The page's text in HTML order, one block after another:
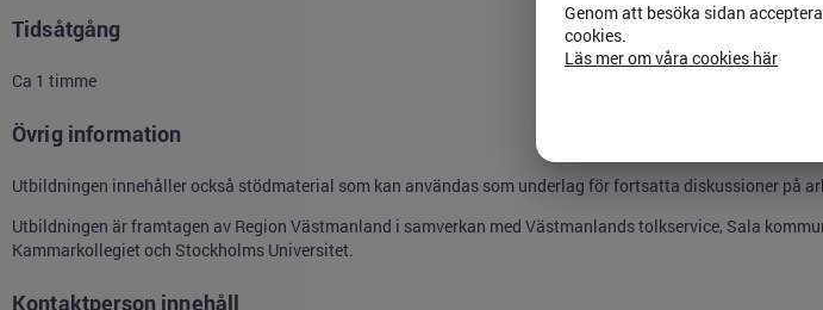
Tidsåtgång
Ca 1 timme
Övrig information
Utbildningen innehåller också stödmaterial som kan användas som underlag för fortsatta diskussioner på
Utbildningen är framtagen av Region Västmanland i samverkan med Västmanlands tolkservice, Sala
Kammarkollegiet och Stockholms Universitet.
Kontaktperson innehåll
Genom att besöka sidan
cookies.
Läs mer om våra cookies här